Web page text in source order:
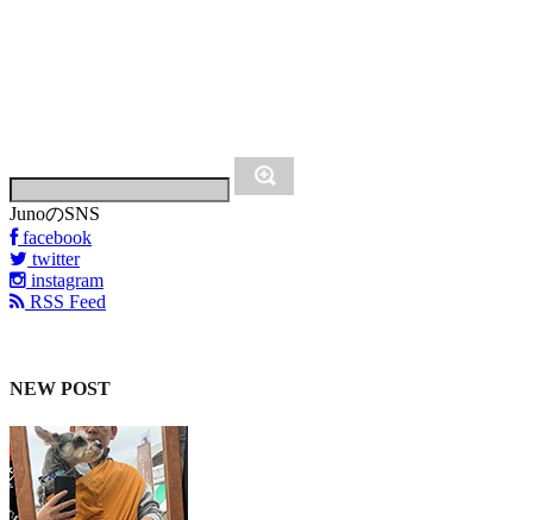
JunoのSNS
facebook
twitter
instagram
RSS Feed
NEW POST